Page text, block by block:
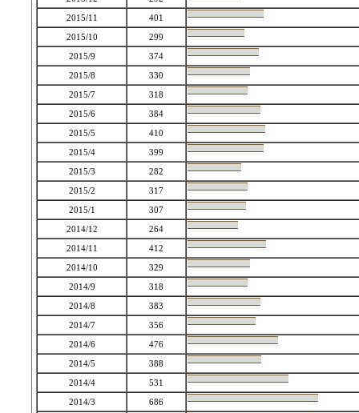
2015/11
401
2015/10
299
2015/9
374
2015/8
330
2015/7
318
2015/6
384
2015/5
410
2015/4
399
2015/3
282
2015/2
317
2015/1
307
2014/12
264
2014/11
412
2014/10
329
2014/9
318
2014/8
383
2014/7
356
2014/6
476
2014/5
388
2014/4
531
2014/3
686